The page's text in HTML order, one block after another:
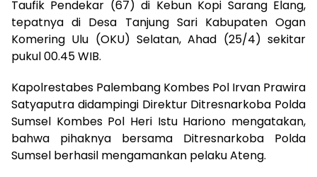
Taufik Pendekar (67) di Kebun Kopi Sarang Elang,
tepatnya di Desa Tanjung Sari Kabupaten Ogan
Komering Ulu (OKU) Selatan, Ahad (25/4) sekitar
pukul 00.45 WIB.
Kapolrestabes Palembang Kombes Pol Irvan Prawira
Satyaputra didampingi Direktur Ditresnarkoba Polda
Sumsel Kombes Pol Heri Istu Hariono mengatakan,
bahwa pihaknya bersama Ditresnarkoba Polda
Sumsel berhasil mengamankan pelaku Ateng.